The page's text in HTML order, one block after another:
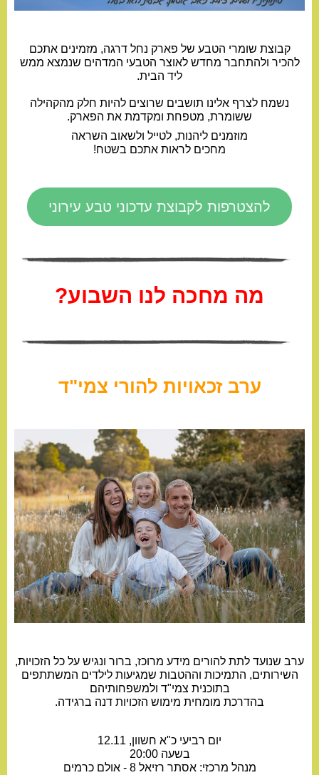
קבוצת שומרי הטבע של פארק נחל דרגה, מזמינים אתכם
להכיר ולהתחבר מחדש לאוצר הטבעי המדהים שנמצא ממש
ליד הבית.
נשמח לצרף אלינו תושבים שרוצים להיות חלק מהקהילה
ששומרת, מטפחת ומקדמת את הפארק.
מוזמנים ליהנות, לטייל ולשאוב השראה
מחכים לראות אתכם בשטח!
להצטרפות לקבוצת עדכוני טבע עירוני
מה מחכה לנו השבוע?
ערב זכאויות להורי צמי"ד
ערב שנועד לתת להורים מידע מרוכז, ברור ונגיש על כל הזכויות,
השירותים, התמיכות וההטבות שמגיעות לילדים המשתתפים
בתוכנית צמי"ד ולמשפחותיהם
בהדרכת מומחית מימוש הזכויות דנה ברגידה.
יום רביעי כ"א חשוון, 12.11
בשעה 20:00
מנהל מרכזי: אסתר רזיאל 8 - אולם כרמים